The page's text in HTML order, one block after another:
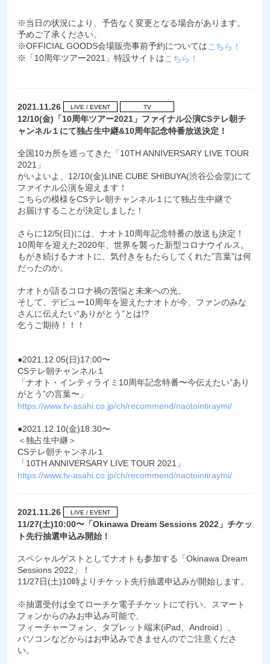
※当日の状況により、予告なく変更となる場合があります。
予めご了承ください。
※OFFICIAL GOODS会場販売事前予約についてはこちら！
※「10周年ツアー2021」特設サイトはこちら！
2021.11.26 LIVE / EVENT TV
12/10(金)「10周年ツアー2021」ファイナル公演CSテレ朝チ
ャンネル１にて独占生中継&10周年記念特番放送決定！
全国10カ所を巡ってきた「10TH ANNIVERSARY LIVE TOUR
2021」
がいよいよ、12/10(金)LINE CUBE SHIBUYA(渋谷公会堂)にて
ファイナル公演を迎えます！
こちらの模様をCSテレ朝チャンネル１にて独占生中継で
お届けすることが決定しました！
さらに12/5(日)には、ナオト10周年記念特番の放送も決定！
10周年を迎えた2020年、世界を襲った新型コロナウイルス。
もがき続けるナオトに、気付きをもたらしてくれた”言葉”は何
だったのか。
ナオトが語るコロナ禍の苦悩と未来への光。
そして、デビュー10周年を迎えたナオトが今、ファンのみな
さんに伝えたい“ありがとう”とは!?
乞うご期待！！！
●2021.12.05(日)17:00〜
CSテレ朝チャンネル１
「ナオト・インティライミ10周年記念特番〜今伝えたい”あり
がとう”の言葉〜」
https://www.tv-asahi.co.jp/ch/recommend/naotointiraymi/
●2021.12.10(金)18:30〜
＜独占生中継＞
CSテレ朝チャンネル１
「10TH ANNIVERSARY LIVE TOUR 2021」
https://www.tv-asahi.co.jp/ch/recommend/naotointiraymi/
2021.11.26 LIVE / EVENT
11/27(土)10:00〜「Okinawa Dream Sessions 2022」チケッ
ト先行抽選申込み開始！
スペシャルゲストとしてナオトも参加する「Okinawa Dream
Sessions 2022」！
11/27日(土)10時よりチケット先行抽選申込みが開始します。
※抽選受付は全てローチケ電子チケットにて行い、スマート
フォンからのみお申込み可能で、
フィーチャーフォン、タブレット端末(iPad、Android）、
パソコンなどからはお申込みできませんのでご注意くださ
い。